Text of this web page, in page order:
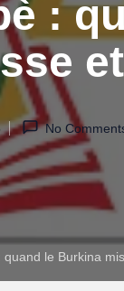
:
No
quand le Burkina